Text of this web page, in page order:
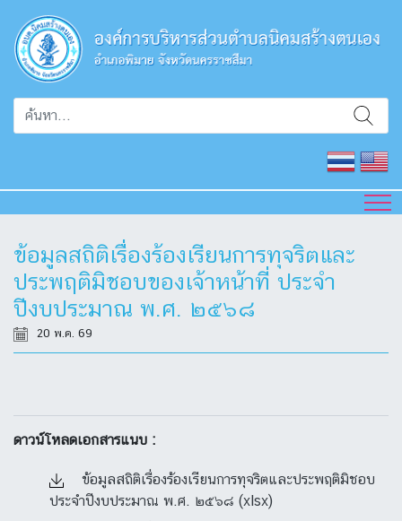
ข้อมูลสถิติเรื่องร้องเรียนการทุจริตและ
ประพฤติมิชอบของเจ้าหน้าที่ ประจำ
ปีงบประมาณ พ.ศ. ๒๕๖๘
20 พ.ค. 69
ดาวน์โหลดเอกสารแนบ :
ข้อมูลสถิติเรื่องร้องเรียนการทุจริตและประพฤติมิชอบ
ประจำปีงบประมาณ พ.ศ. ๒๕๖๘ (xlsx)